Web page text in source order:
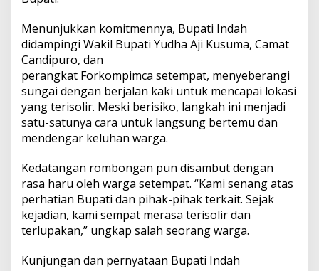
Menunjukkan komitmennya, Bupati Indah
didampingi Wakil Bupati Yudha Aji Kusuma, Camat
Candipuro, dan
perangkat Forkompimca setempat, menyeberangi
sungai dengan berjalan kaki untuk mencapai lokasi
yang terisolir. Meski berisiko, langkah ini menjadi
satu-satunya cara untuk langsung bertemu dan
mendengar keluhan warga.
Kedatangan rombongan pun disambut dengan
rasa haru oleh warga setempat. “Kami senang atas
perhatian Bupati dan pihak-pihak terkait. Sejak
kejadian, kami sempat merasa terisolir dan
terlupakan,” ungkap salah seorang warga.
Kunjungan dan pernyataan Bupati Indah